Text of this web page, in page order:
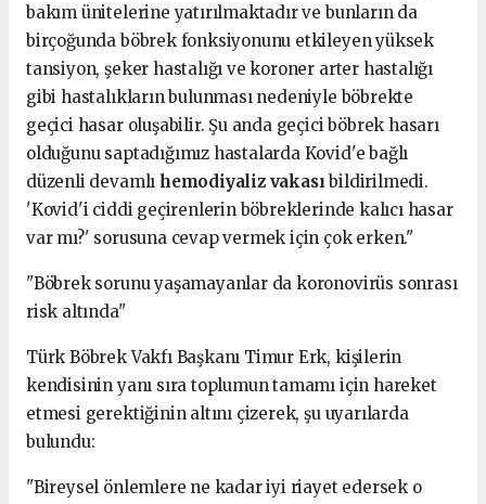
bakım ünitelerine yatırılmaktadır ve bunların da
birçoğunda böbrek fonksiyonunu etkileyen yüksek
tansiyon, şeker hastalığı ve koroner arter hastalığı
gibi hastalıkların bulunması nedeniyle böbrekte
geçici hasar oluşabilir. Şu anda geçici böbrek hasarı
olduğunu saptadığımız hastalarda Kovid'e bağlı
düzenli devamlı hemodiyaliz vakası bildirilmedi.
'Kovid'i ciddi geçirenlerin böbreklerinde kalıcı hasar
var mı?' sorusuna cevap vermek için çok erken."
"Böbrek sorunu yaşamayanlar da koronovirüs sonrası
risk altında"
Türk Böbrek Vakfı Başkanı Timur Erk, kişilerin
kendisinin yanı sıra toplumun tamamı için hareket
etmesi gerektiğinin altını çizerek, şu uyarılarda
bulundu:
"Bireysel önlemlere ne kadar iyi riayet edersek o